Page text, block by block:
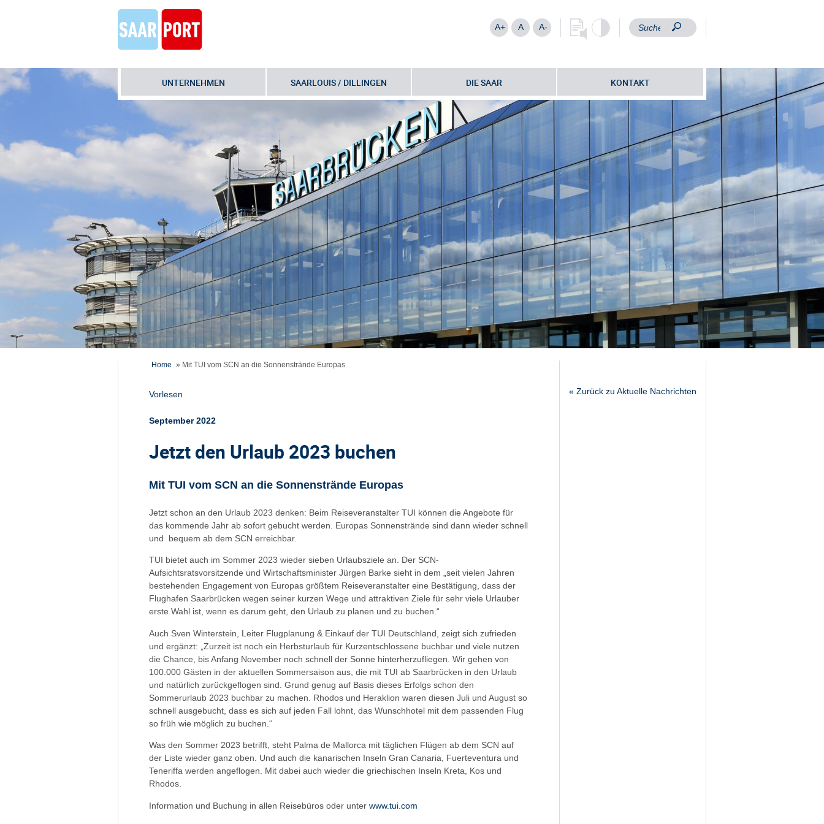
A+ A A-
UNTERNEHMEN SAARLOUIS / DILLINGEN DIE SAAR KONTAKT
Home » Mit TUI vom SCN an die Sonnenstrände Europas
Vorlesen
September 2022
Jetzt den Urlaub 2023 buchen
Mit TUI vom SCN an die Sonnenstrände Europas
Jetzt schon an den Urlaub 2023 denken: Beim Reiseveranstalter TUI können die Angebote für
das kommende Jahr ab sofort gebucht werden. Europas Sonnenstrände sind dann wieder schnell
und bequem ab dem SCN erreichbar.
TUI bietet auch im Sommer 2023 wieder sieben Urlaubsziele an. Der SCN-
Aufsichtsratsvorsitzende und Wirtschaftsminister Jürgen Barke sieht in dem „seit vielen Jahren
bestehenden Engagement von Europas größtem Reiseveranstalter eine Bestätigung, dass der
Flughafen Saarbrücken wegen seiner kurzen Wege und attraktiven Ziele für sehr viele Urlauber
erste Wahl ist, wenn es darum geht, den Urlaub zu planen und zu buchen.“
Auch Sven Winterstein, Leiter Flugplanung & Einkauf der TUI Deutschland, zeigt sich zufrieden
und ergänzt: „Zurzeit ist noch ein Herbsturlaub für Kurzentschlossene buchbar und viele nutzen
die Chance, bis Anfang November noch schnell der Sonne hinterherzufliegen. Wir gehen von
100.000 Gästen in der aktuellen Sommersaison aus, die mit TUI ab Saarbrücken in den Urlaub
und natürlich zurückgeflogen sind. Grund genug auf Basis dieses Erfolgs schon den
Sommerurlaub 2023 buchbar zu machen. Rhodos und Heraklion waren diesen Juli und August so
schnell ausgebucht, dass es sich auf jeden Fall lohnt, das Wunschhotel mit dem passenden Flug
so früh wie möglich zu buchen.“
Was den Sommer 2023 betrifft, steht Palma de Mallorca mit täglichen Flügen ab dem SCN auf
der Liste wieder ganz oben. Und auch die kanarischen Inseln Gran Canaria, Fuerteventura und
Teneriffa werden angeflogen. Mit dabei auch wieder die griechischen Inseln Kreta, Kos und
Rhodos.
Information und Buchung in allen Reisebüros oder unter www.tui.com
« Zurück zu Aktuelle Nachrichten